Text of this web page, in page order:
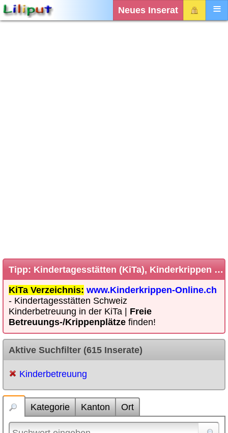
Neues Inserat
Tipp: Kindertagesstätten (KiTa), Kinderkrippen Verzeichnis Schweiz
KiTa Verzeichnis: www.Kinderkrippen-Online.ch
- Kindertagesstätten Schweiz
Kinderbetreuung in der KiTa | Freie
Betreuungs-/Krippenplätze finden!
Aktive Suchfilter (615 Inserate)
Kinderbetreuung
Kategorie Kanton Ort